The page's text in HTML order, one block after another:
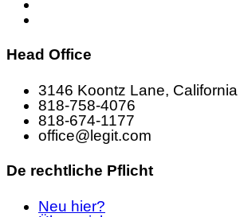
Head Office
3146 Koontz Lane, California
818-758-4076
818-674-1177
office@legit.com
De rechtliche Pflicht
Neu hier?